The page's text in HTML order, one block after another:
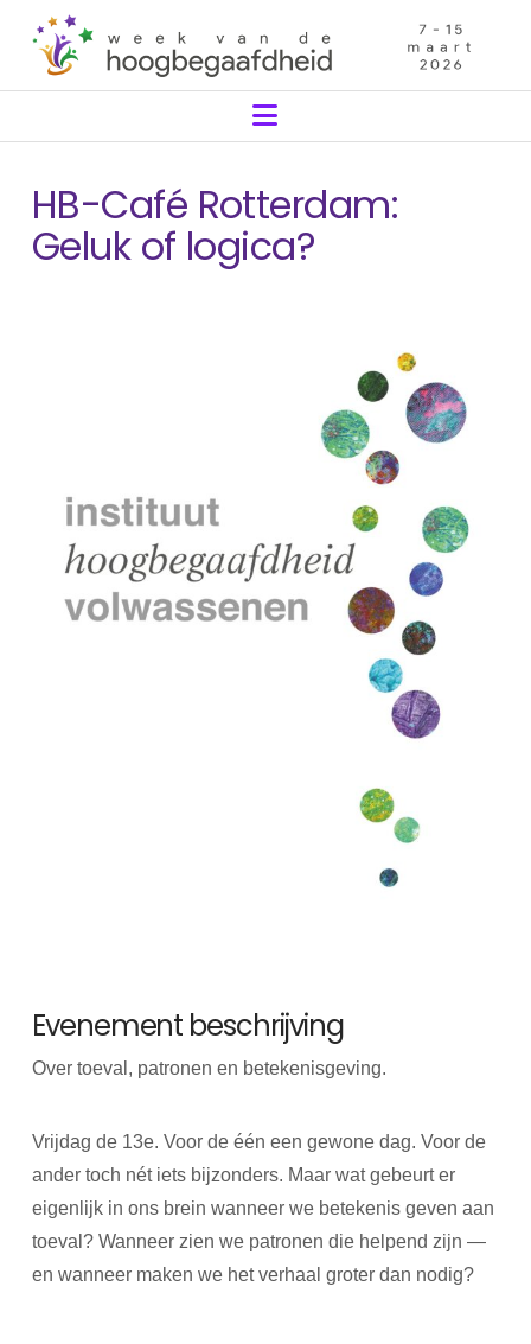
Navigation
HB-Café Rotterdam:
Geluk of logica?
Evenement beschrijving
Over toeval, patronen en betekenisgeving.
Vrijdag de 13e. Voor de één een gewone dag. Voor de
ander toch nét iets bijzonders. Maar wat gebeurt er
eigenlijk in ons brein wanneer we betekenis geven aan
toeval? Wanneer zien we patronen die helpend zijn —
en wanneer maken we het verhaal groter dan nodig?